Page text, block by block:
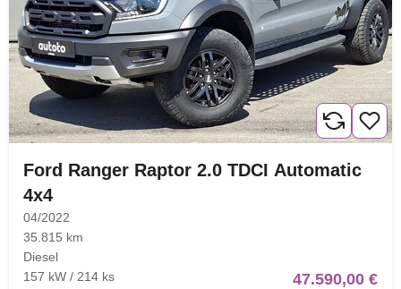
Ford Ranger Raptor 2.0 TDCI Automatic
4x4
04/2022
35.815 km
Diesel
157 kW / 214 ks
47.590,00 €